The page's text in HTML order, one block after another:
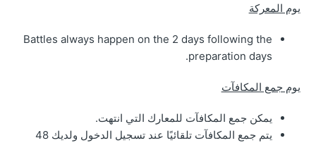
يوم المعركة
Battles always happen on the 2 days following the
preparation days.
يوم جمع المكافآت
يمكن جمع المكافآت للمعارك التي انتهت.
يتم جمع المكافآت تلقائيًا عند تسجيل الدخول ولديك 48